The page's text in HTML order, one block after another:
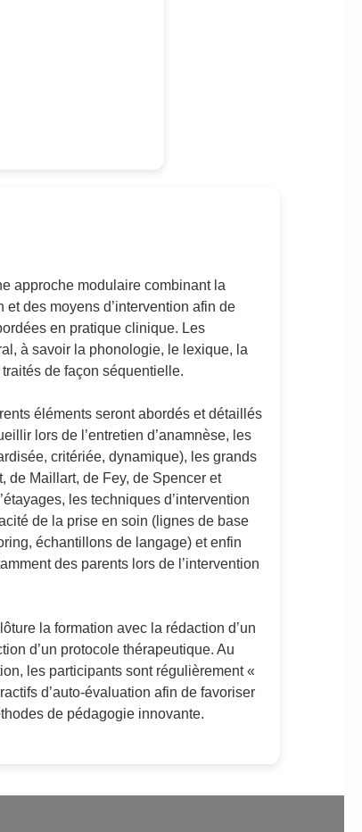
approche modulaire combinant la
des moyens d’intervention afin de
en pratique clinique. Les
à savoir la phonologie, le lexique, la
de façon séquentielle.
éléments seront abordés et détaillés
lors de l’entretien d’anamnèse, les
critériée, dynamique), les grands
de Maillart, de Fey, de Spencer et
les techniques d’intervention
de la prise en soin (lignes de base
échantillons de langage) et enfin
des parents lors de l’intervention
la formation avec la rédaction d’un
d’un protocole thérapeutique. Au
les participants sont régulièrement «
d’auto-évaluation afin de favoriser
de pédagogie innovante.